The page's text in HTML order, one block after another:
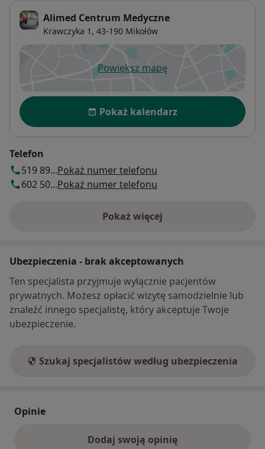
Alimed Centrum Medyczne
Krawczyka 1, 43-190 Mikołów
Powiększ mapęotwiera się w nowej karcie
Dostępność
Pokaż kalendarz
Telefon
519 89...Pokaż numer telefonu
602 50...Pokaż numer telefonu
Pokaż więcej
o adresie
Ubezpieczenia - brak akceptowanych
Ten specjalista przyjmuje wyłącznie pacjentów
prywatnych. Możesz opłacić wizytę samodzielnie lub
znaleźć innego specjalistę, który akceptuje Twoje
ubezpieczenie.
Szukaj specjalistów według ubezpieczenia
Opinie
Dodaj swoją opinię